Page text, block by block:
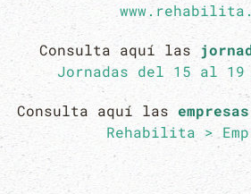
Consulta aquí las
Jornadas del 15 al 19
Consulta aquí las
Rehabilita >